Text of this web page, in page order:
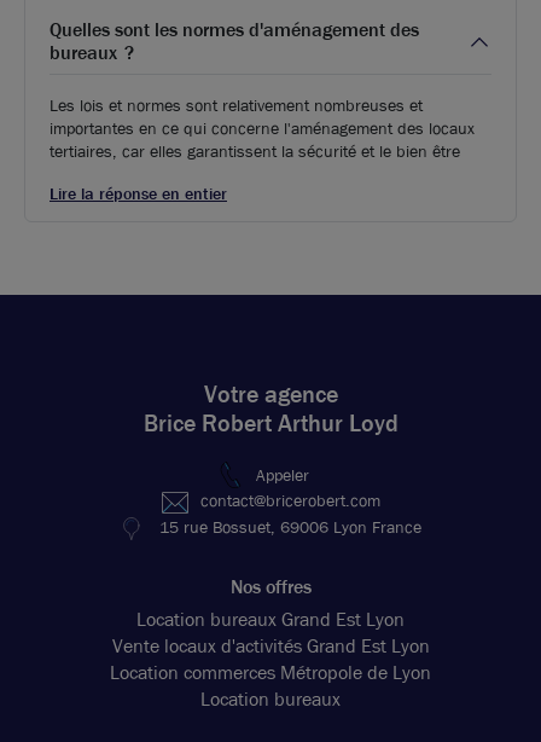
Quelles sont les normes d'aménagement des
bureaux ?
Les lois et normes sont relativement nombreuses et
importantes en ce qui concerne l'aménagement des locaux
tertiaires, car elles garantissent la sécurité et le bien être
Lire la réponse en entier
Votre agence
Brice Robert Arthur Loyd
Appeler
contact@bricerobert.com
15 rue Bossuet, 69006 Lyon France
Nos offres
Location bureaux Grand Est Lyon
Vente locaux d'activités Grand Est Lyon
Location commerces Métropole de Lyon
Location bureaux